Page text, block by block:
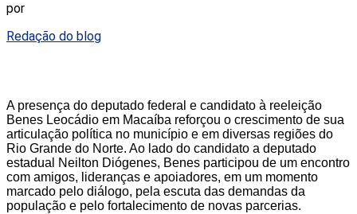
por
Redação do blog
A presença do deputado federal e candidato à reeleição
Benes Leocádio em Macaíba reforçou o crescimento de sua
articulação política no município e em diversas regiões do
Rio Grande do Norte. Ao lado do candidato a deputado
estadual Neilton Diógenes, Benes participou de um encontro
com amigos, lideranças e apoiadores, em um momento
marcado pelo diálogo, pela escuta das demandas da
população e pelo fortalecimento de novas parcerias.